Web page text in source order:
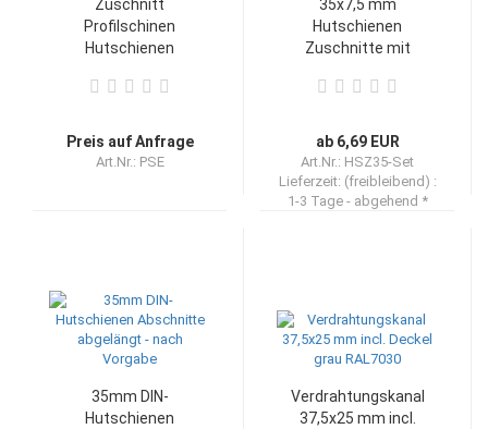
Zuschnitt
Profilschinen
Hutschienen
Automatenschienen
Preis auf Anfrage
Art.Nr.: PSE
35x7,5 mm
Hutschienen
Zuschnitte mit
- nach Wahl
ab 6,69 EUR
Art.Nr.: HSZ35-Set
Lieferzeit: (freibleibend) :
1-3 Tage - abgehend *
35mm DIN-
Hutschienen
Verdrahtungskanal
37,5x25 mm incl.